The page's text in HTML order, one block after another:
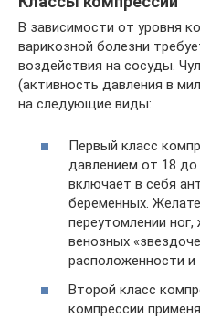
В зависимости от уровня
варикозной болезни
воздействия на сосуды.
(активность давления в
на следующие виды:
Первый класс
давлением от 18
включает в себя
беременных.
переутомлении ног,
венозных
расположенности и
Второй класс
компрессии